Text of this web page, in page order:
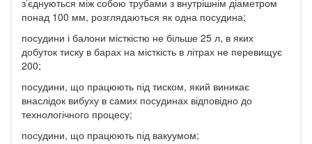
понад 100 мм, розглядаються як одна посудина;
посудини і балони місткістю не більше 25 л, в яких
добуток тиску в барах на місткість в літрах не перевищує
200;
посудини, що працюють під тиском, який виникає
внаслідок вибуху в самих посудинах відповідно до
технологічного процесу;
посудини, що працюють під вакуумом;